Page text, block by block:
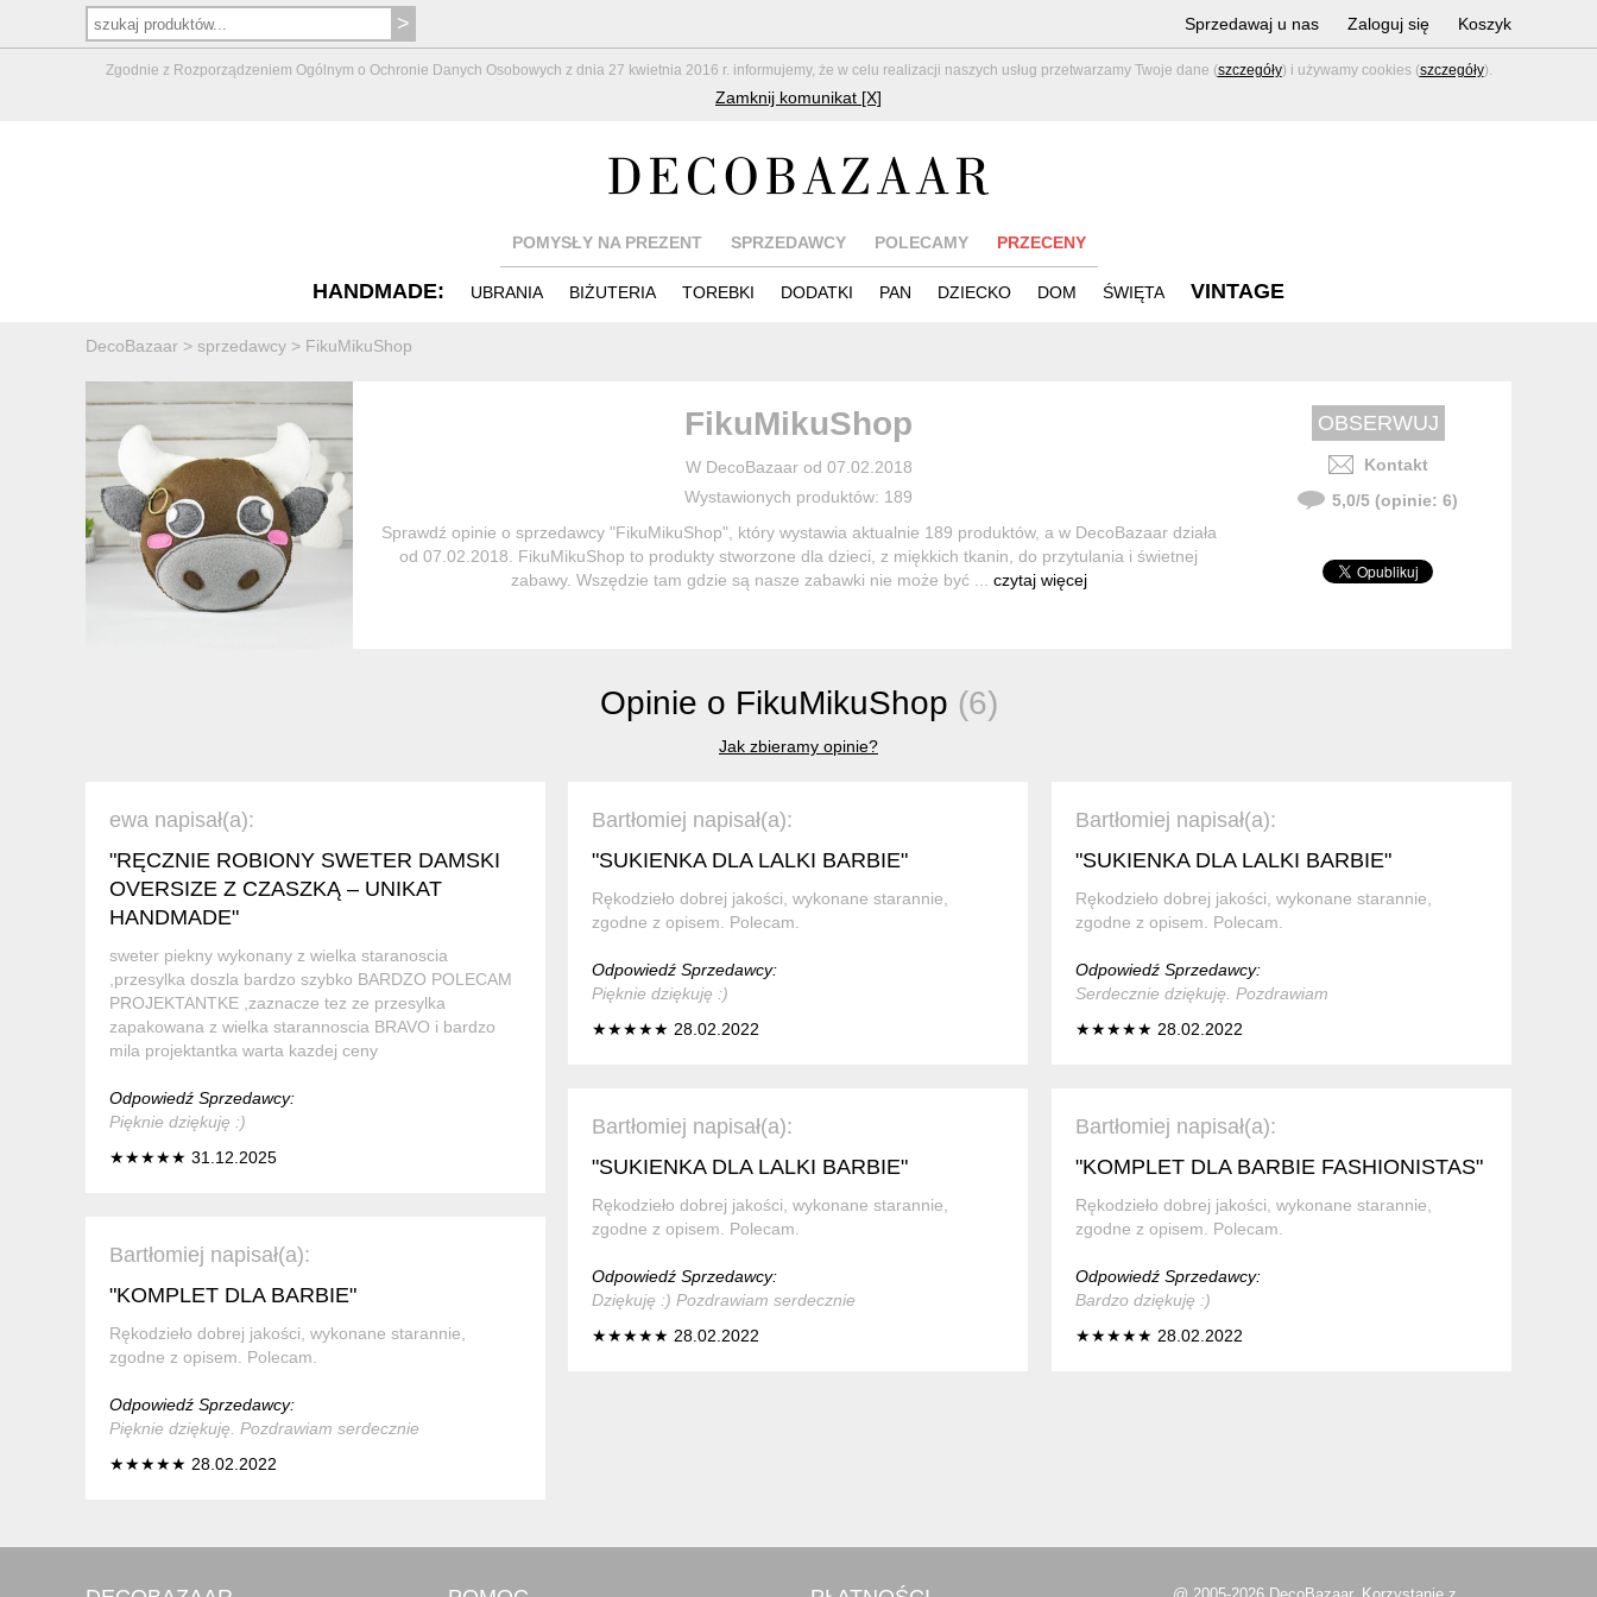
Zgodnie z Rozporządzeniem Ogólnym o Ochronie Danych Osobowych z dnia 27 kwietnia 2016 r. informujemy, że w celu realizacji naszych usług przetwarzamy Twoje dane (szczegóły) i używamy cookies (szczegóły).
Zamknij komunikat [X]
Sprzedawaj u nas Zaloguj się Koszyk
POMYSŁY NA PREZENT SPRZEDAWCY POLECAMY PRZECENY
HANDMADE: UBRANIA BIŻUTERIA TOREBKI DODATKI PAN DZIECKO DOM ŚWIĘTA VINTAGE
DecoBazaar > sprzedawcy > FikuMikuShop
Kontakt
5,0/5 (opinie: 6)
FikuMikuShop
W DecoBazaar od 07.02.2018
Wystawionych produktów: 189
Sprawdź opinie o sprzedawcy "FikuMikuShop", który wystawia aktualnie 189 produktów, a w DecoBazaar działa
od 07.02.2018. FikuMikuShop to produkty stworzone dla dzieci, z miękkich tkanin, do przytulania i świetnej
zabawy. Wszędzie tam gdzie są nasze zabawki nie może być ... czytaj więcej
Opinie o FikuMikuShop (6)
Jak zbieramy opinie?
ewa napisał(a):
"RĘCZNIE ROBIONY SWETER DAMSKI
OVERSIZE Z CZASZKĄ – UNIKAT
HANDMADE"
sweter piekny wykonany z wielka staranoscia
,przesylka doszla bardzo szybko BARDZO POLECAM
PROJEKTANTKE ,zaznacze tez ze przesylka
zapakowana z wielka starannoscia BRAVO i bardzo
mila projektantka warta kazdej ceny
Odpowiedź Sprzedawcy:
Pięknie dziękuję :)
★★★★★ 31.12.2025
Bartłomiej napisał(a):
"SUKIENKA DLA LALKI BARBIE"
Rękodzieło dobrej jakości, wykonane starannie,
zgodne z opisem. Polecam.
Odpowiedź Sprzedawcy:
Pięknie dziękuję :)
★★★★★ 28.02.2022
Bartłomiej napisał(a):
"SUKIENKA DLA LALKI BARBIE"
Rękodzieło dobrej jakości, wykonane starannie,
zgodne z opisem. Polecam.
Odpowiedź Sprzedawcy:
Serdecznie dziękuję. Pozdrawiam
★★★★★ 28.02.2022
Bartłomiej napisał(a):
"SUKIENKA DLA LALKI BARBIE"
Rękodzieło dobrej jakości, wykonane starannie,
zgodne z opisem. Polecam.
Odpowiedź Sprzedawcy:
Dziękuję :) Pozdrawiam serdecznie
★★★★★ 28.02.2022
Bartłomiej napisał(a):
"KOMPLET DLA BARBIE FASHIONISTAS"
Rękodzieło dobrej jakości, wykonane starannie,
zgodne z opisem. Polecam.
Odpowiedź Sprzedawcy:
Bardzo dziękuję :)
★★★★★ 28.02.2022
Bartłomiej napisał(a):
"KOMPLET DLA BARBIE"
Rękodzieło dobrej jakości, wykonane starannie,
zgodne z opisem. Polecam.
Odpowiedź Sprzedawcy:
Pięknie dziękuję. Pozdrawiam serdecznie
★★★★★ 28.02.2022
@ 2005-2026 DecoBazaar. Korzystanie z